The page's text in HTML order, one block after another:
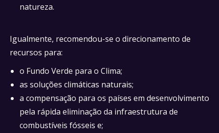
natureza.
Igualmente, recomendou-se o direcionamento de
recursos para:
o Fundo Verde para o Clima;
as soluções climáticas naturais;
a compensação para os países em desenvolvimento
pela rápida eliminação da infraestrutura de
combustíveis fósseis e;